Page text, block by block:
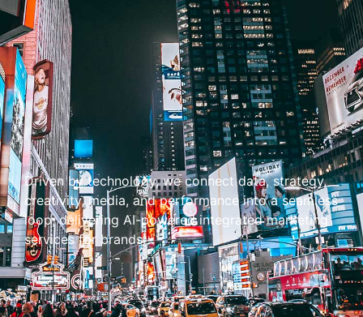
Driven by technology, we connect data, strategy,
creativity, media, and performance into a seamless
loop, delivering AI-powered integrated marketing
services for brands.